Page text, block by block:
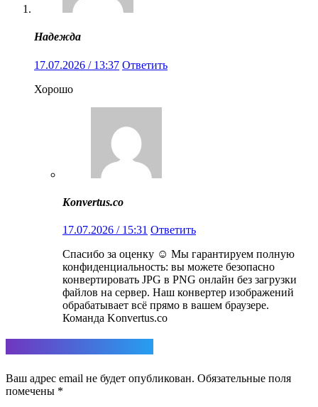
Надежда
17.07.2026 / 13:37 Ответить
Хорошо
Konvertus.co
17.07.2026 / 15:31 Ответить
Спасибо за оценку ☺️ Мы гарантируем полную
конфиденциальность: вы можете безопасно
конвертировать JPG в PNG онлайн без загрузки
файлов на сервер. Наш конвертер изображений
обрабатывает всё прямо в вашем браузере.
Команда Konvertus.co
Ваш адрес email не будет опубликован. Обязательные поля
помечены *